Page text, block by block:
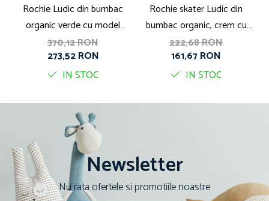
Rochie Ludic din bumbac
organic verde cu model
geometric si guler
370,12 RON
273,52 RON
IN STOC
Rochie skater Ludic din
bumbac organic, crem cu
print Little Big Bang
222,68 RON
161,67 RON
IN STOC
Newsletter
Nu rata ofertele si promotiile noastre